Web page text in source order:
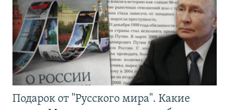
Подарок от "Русского мира". Какие